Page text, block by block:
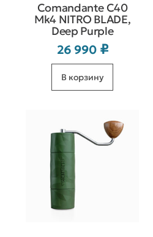
Comandante C40
Mk4 NITRO BLADE,
Deep Purple
26 990 ₽
В корзину